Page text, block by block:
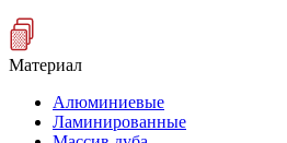
Материал
Алюминиевые
Ламинированные